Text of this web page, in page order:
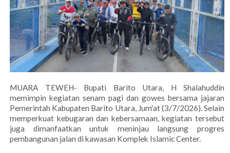
MUARA TEWEH- Bupati Barito Utara, H Shalahuddin
memimpin kegiatan senam pagi dan gowes bersama jajaran
Pemerintah Kabupaten Barito Utara, Jum'at (3/7/2026). Selain
memperkuat kebugaran dan kebersamaan, kegiatan tersebut
juga dimanfaatkan untuk meninjau langsung progres
pembangunan jalan di kawasan Komplek Islamic Center.